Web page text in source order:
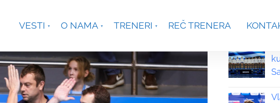
VESTI O NAMA TRENERI REČ TRENERA